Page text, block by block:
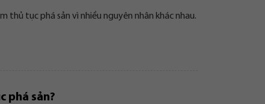
thủ tục phá sản vì nhiều nguyên nhân khác nhau.
phá sản?